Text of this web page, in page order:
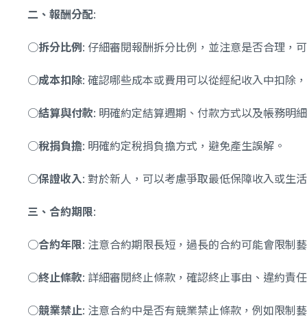
二、報酬分配:
○拆分比例: 仔細審閱報酬拆分比例，並注意是否合理，
○成本扣除: 確認哪些成本或費用可以從經紀收入中扣除
○結算與付款: 明確約定結算週期、付款方式以及帳務明
○稅捐負擔: 明確約定稅捐負擔方式，避免產生誤解。
○保證收入: 對於新人，可以考慮爭取最低保障收入或生
三、合約期限:
○合約年限: 注意合約期限長短，過長的合約可能會限制
○終止條款: 詳細審閱終止條款，確認終止事由、違約責
○競業禁止: 注意合約中是否有競業禁止條款，例如限制